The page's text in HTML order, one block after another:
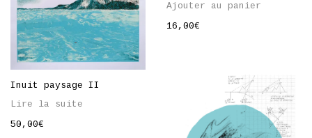
Ajouter au panier
16,00€
Inuit paysage II
Lire la suite
50,00€